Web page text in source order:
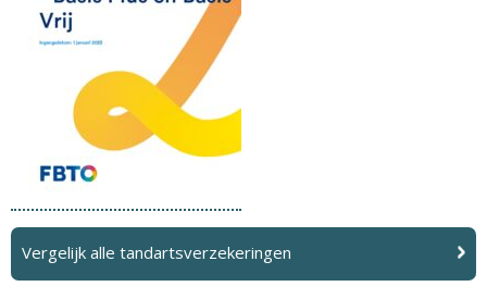
Vergelijk alle tandartsverzekeringen